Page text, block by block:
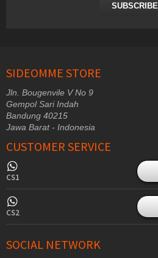
SUBSCRIBE
SIDEOMME STORE
Jln. Bougenvile V No 9
Gempol Sari Indah
Bandung 40215
Jawa Barat - Indonesia
CUSTOMER SERVICE
CS1
CS2
SOCIAL NETWORK